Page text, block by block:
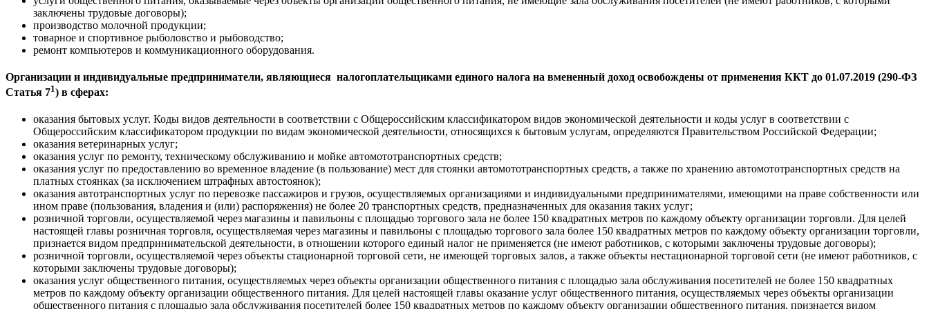
заключены трудовые договоры);
производство молочной продукции;
товарное и спортивное рыболовство и рыбоводство;
ремонт компьютеров и коммуникационного оборудования.
Организации и индивидуальные предприниматели, являющиеся налогоплательщиками единого налога на вмененный доход освобождены от применения ККТ до 01.07.2019 (290-ФЗ
Статья 71) в сферах:
оказания бытовых услуг. Коды видов деятельности в соответствии с Общероссийским классификатором видов экономической деятельности и коды услуг в соответствии с
Общероссийским классификатором продукции по видам экономической деятельности, относящихся к бытовым услугам, определяются Правительством Российской Федерации;
оказания ветеринарных услуг;
оказания услуг по ремонту, техническому обслуживанию и мойке автомототранспортных средств;
оказания услуг по предоставлению во временное владение (в пользование) мест для стоянки автомототранспортных средств, а также по хранению автомототранспортных средств на
платных стоянках (за исключением штрафных автостоянок);
оказания автотранспортных услуг по перевозке пассажиров и грузов, осуществляемых организациями и индивидуальными предпринимателями, имеющими на праве собственности или
ином праве (пользования, владения и (или) распоряжения) не более 20 транспортных средств, предназначенных для оказания таких услуг;
розничной торговли, осуществляемой через магазины и павильоны с площадью торгового зала не более 150 квадратных метров по каждому объекту организации торговли. Для целей
настоящей главы розничная торговля, осуществляемая через магазины и павильоны с площадью торгового зала более 150 квадратных метров по каждому объекту организации торговли,
признается видом предпринимательской деятельности, в отношении которого единый налог не применяется (не имеют работников, с которыми заключены трудовые договоры);
розничной торговли, осуществляемой через объекты стационарной торговой сети, не имеющей торговых залов, а также объекты нестационарной торговой сети (не имеют работников, с
которыми заключены трудовые договоры);
оказания услуг общественного питания, осуществляемых через объекты организации общественного питания с площадью зала обслуживания посетителей не более 150 квадратных
метров по каждому объекту организации общественного питания. Для целей настоящей главы оказание услуг общественного питания, осуществляемых через объекты организации
общественного питания с площадью зала обслуживания посетителей более 150 квадратных метров по каждому объекту организации общественного питания, признается видом